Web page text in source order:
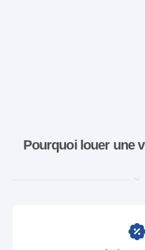
Pourquoi louer une